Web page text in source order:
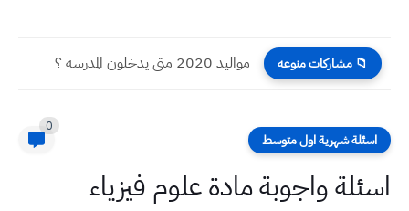
📁 مشاركات منوعه مواليد 2020 متى يدخلون المدرسة ؟
اسئلة شهرية اول متوسط
0
اسئلة واجوبة مادة علوم فيزياء